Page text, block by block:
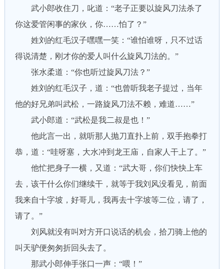
武小郎收住刀，叱道：“老子正要以旋风刀法杀了
你这爱管闲事的家伙，你……怕了？”
姓刘的红毛汉子嘿嘿一笑：“谁怕谁呀，只不过话
得说清楚，刚才你的爱人叫什么旋风刀法的。”
张水柔道：“你也听过旋风刀法？”
姓刘的红毛汉子，道：“也曾听我老子提过，当年
他的好兄弟叫武松，一路旋风刀法不赖，难道……”
武小郎道：“武松是我二叔是也！”
他此言一出，就听那人抛刀直扑上前，双手抱拳打
恭，道：“哇呀塞，大水冲到龙王庙，自家人干上了。”
他忙把身子一横，又道：“武大哥，你们快快上车
去，该干什么你们继续干，就等于我刘风没看见，前面
我来自十字坡，好哥儿，我再去十字坡等二位，请了，
请了。”
刘风就没有叫对方开口说话的机会，拾刀骑上他的
叫天驴便匆匆折回头去了。
那武小郎伸手张口一声：“喂！”